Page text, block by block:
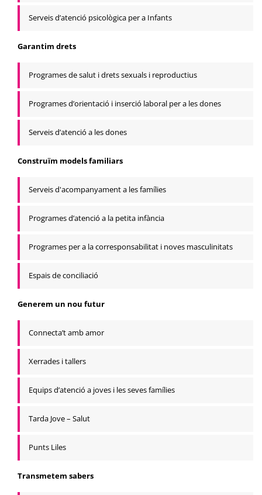
Serveis d’atenció psicològica per a Infants
Garantim drets
Programes de salut i drets sexuals i reproductius
Programes d’orientació i inserció laboral per a les dones
Serveis d’atenció a les dones
Construïm models familiars
Serveis d'acompanyament a les famílies
Programes d’atenció a la petita infància
Programes per a la corresponsabilitat i noves masculinitats
Espais de conciliació
Generem un nou futur
Connecta’t amb amor
Xerrades i tallers
Equips d’atenció a joves i les seves famílies
Tarda Jove – Salut
Punts Liles
Transmetem sabers